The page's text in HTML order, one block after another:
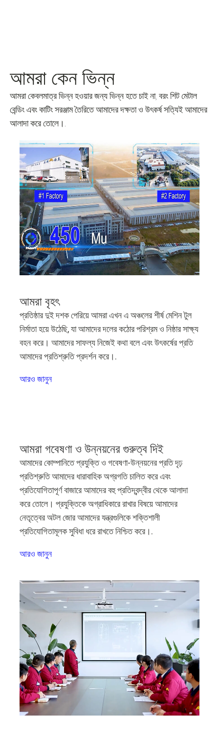
আমরা কেন ভিন্ন
আমরা কেবলমাত্র ভিন্ন হওয়ার জন্য ভিন্ন হতে চাই না, বরং শিট মেটাল
বেন্ডিং এবং কাটিং সরঞ্জাম তৈরিতে আমাদের দক্ষতা ও উৎকর্ষ সত্যিই আমাদের
আলাদা করে তোলে।.
আমরা বৃহৎ
প্রতিষ্ঠার দুই দশক পেরিয়ে আমরা এখন এ অঞ্চলের শীর্ষ মেশিন টুল
নির্মাতা হয়ে উঠেছি, যা আমাদের দলের কঠোর পরিশ্রম ও নিষ্ঠার সাক্ষ্য
বহন করে। আমাদের সাফল্য নিজেই কথা বলে এবং উৎকর্ষের প্রতি
আমাদের প্রতিশ্রুতি প্রদর্শন করে।.
আরও জানুন
আমরা গবেষণা ও উন্নয়নের গুরুত্ব দিই
আমাদের কোম্পানিতে প্রযুক্তি ও গবেষণা-উন্নয়নের প্রতি দৃঢ়
প্রতিশ্রুতি আমাদের ধারাবাহিক অগ্রগতি চালিত করে এবং
প্রতিযোগিতাপূর্ণ বাজারে আমাদের বহু প্রতিদ্বন্দ্বীর থেকে আলাদা
করে তোলে। প্রযুক্তিকে অগ্রাধিকারে রাখার বিষয়ে আমাদের
নেতৃত্বের অটল জোর আমাদের যন্ত্রগুলিকে শক্তিশালী
প্রতিযোগিতামূলক সুবিধা ধরে রাখতে নিশ্চিত করে।.
আরও জানুন